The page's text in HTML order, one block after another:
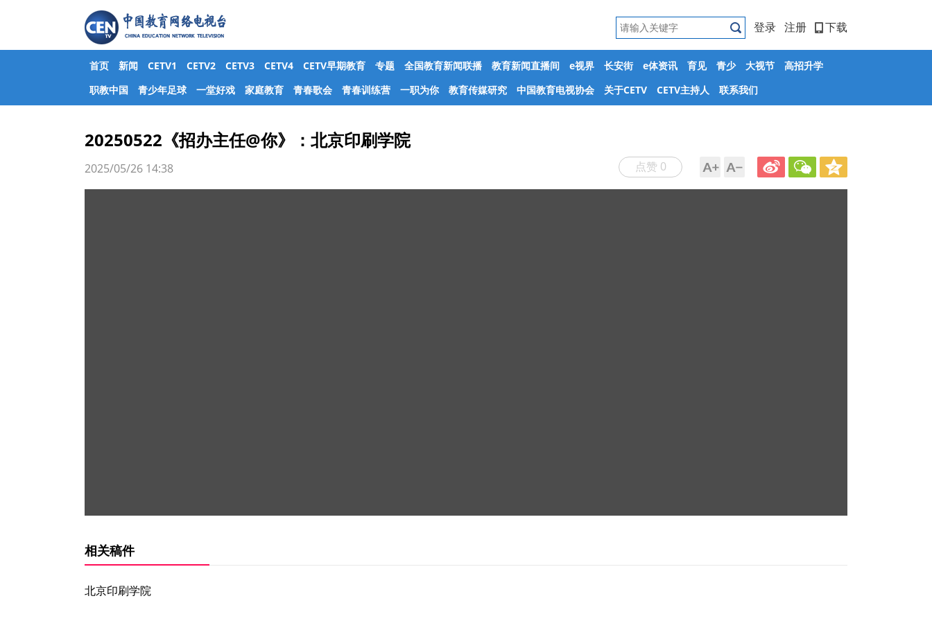
登录 注册 下载
首页 新闻 CETV1 CETV2 CETV3 CETV4 CETV早期教育 专题 全国教育新闻联播 教育新闻直播间 e视界 长安街 e体资讯 育见 青少 大视节
高招升学
职教中国
青少年足球 一堂好戏 家庭教育 青春歌会 青春训练营 一职为你 教育传媒研究 中国教育电视协会 关于CETV CETV主持人 联系我们
20250522《招办主任@你》：北京印刷学院
点赞 0
2025/05/26 14:38
相关稿件
北京印刷学院